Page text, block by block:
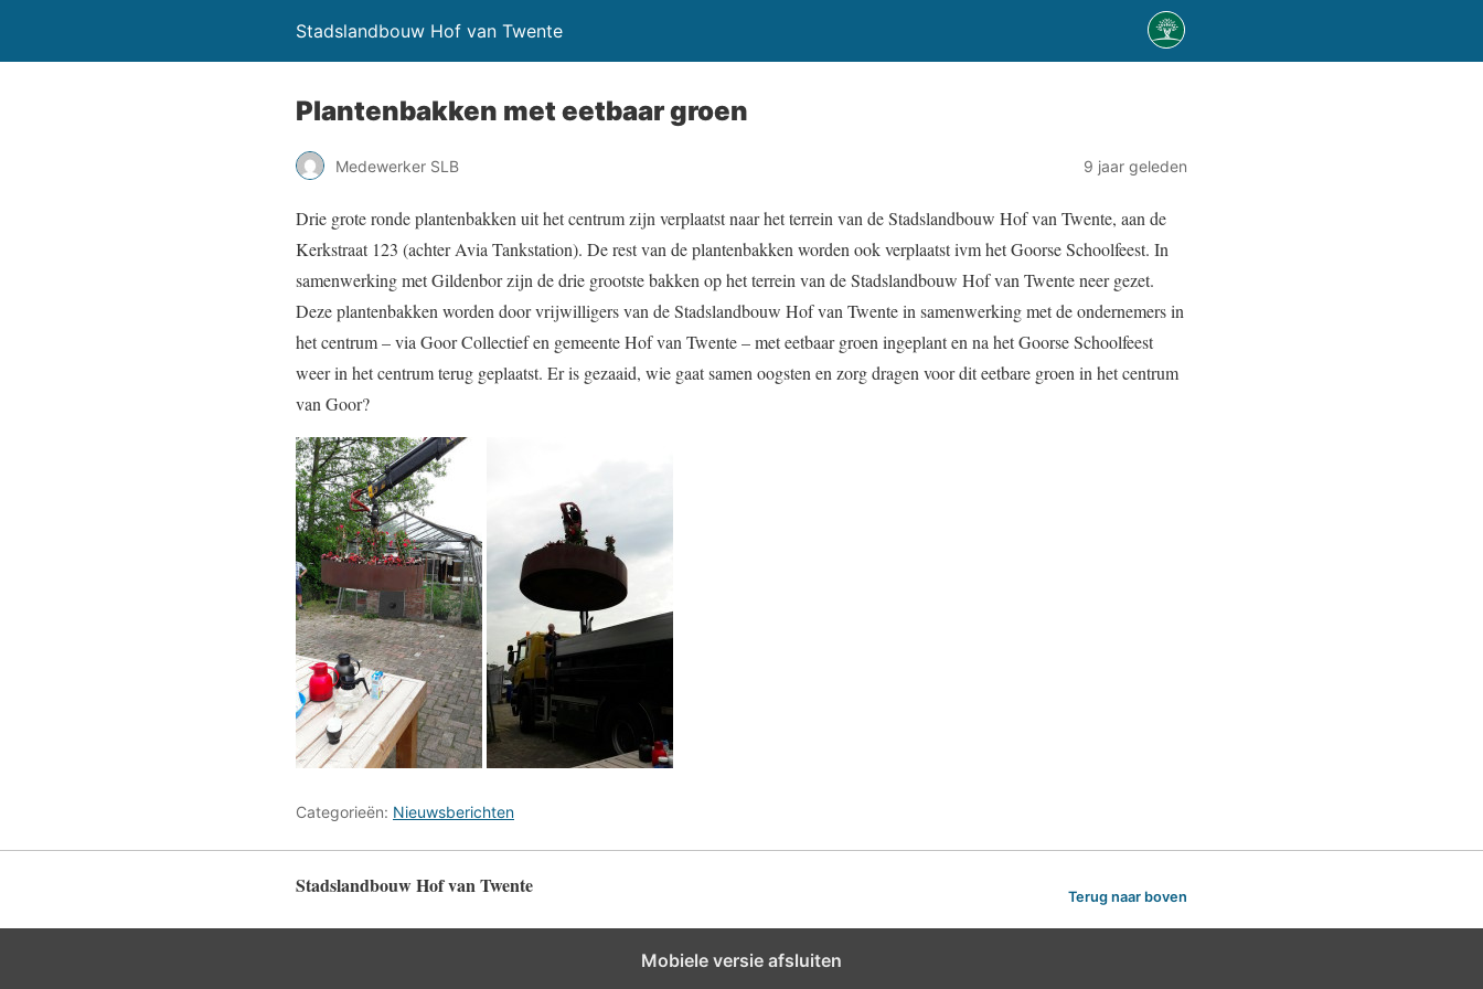
Stadslandbouw Hof van Twente
Plantenbakken met eetbaar groen
Medewerker SLB 9 jaar geleden
Drie grote ronde plantenbakken uit het centrum zijn verplaatst naar het terrein van de Stadslandbouw Hof van Twente, aan de
Kerkstraat 123 (achter Avia Tankstation). De rest van de plantenbakken worden ook verplaatst ivm het Goorse Schoolfeest. In
samenwerking met Gildenbor zijn de drie grootste bakken op het terrein van de Stadslandbouw Hof van Twente neer gezet.
Deze plantenbakken worden door vrijwilligers van de Stadslandbouw Hof van Twente in samenwerking met de ondernemers in
het centrum – via Goor Collectief en gemeente Hof van Twente – met eetbaar groen ingeplant en na het Goorse Schoolfeest
weer in het centrum terug geplaatst. Er is gezaaid, wie gaat samen oogsten en zorg dragen voor dit eetbare groen in het centrum
van Goor?
Categorieën: Nieuwsberichten
Stadslandbouw Hof van Twente Terug naar boven
Mobiele versie afsluiten